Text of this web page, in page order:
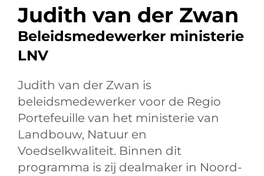
Judith van der Zwan
Beleidsmedewerker ministerie
LNV
Judith van der Zwan is
beleidsmedewerker voor de Regio
Portefeuille van het ministerie van
Landbouw, Natuur en
Voedselkwaliteit. Binnen dit
programma is zij dealmaker in Noord-